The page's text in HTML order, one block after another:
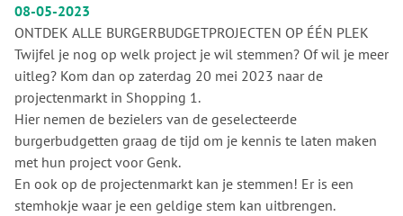
08-05-2023
ONTDEK ALLE BURGERBUDGETPROJECTEN OP ÉÉN PLEK
Twijfel je nog op welk project je wil stemmen? Of wil je meer
uitleg? Kom dan op zaterdag 20 mei 2023 naar de
projectenmarkt in Shopping 1.
Hier nemen de bezielers van de geselecteerde
burgerbudgetten graag de tijd om je kennis te laten maken
met hun project voor Genk.
En ook op de projectenmarkt kan je stemmen! Er is een
stemhokje waar je een geldige stem kan uitbrengen.